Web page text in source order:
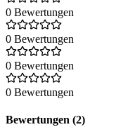
0 Bewertungen
0 Bewertungen
0 Bewertungen
0 Bewertungen
Bewertungen (2)